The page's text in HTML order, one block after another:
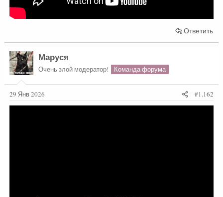
Ответить
Маруся
Очень злой модератор! Команда форума
29 Янв 2026 #1.162